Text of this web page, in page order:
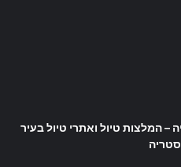
– המלצות טיול ואתרי טיול בעיר